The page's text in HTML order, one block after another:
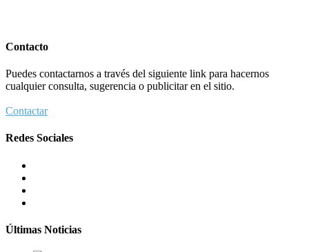
Contacto
Puedes contactarnos a través del siguiente link para hacernos
cualquier consulta, sugerencia o publicitar en el sitio.
Contactar
Redes Sociales
Últimas Noticias